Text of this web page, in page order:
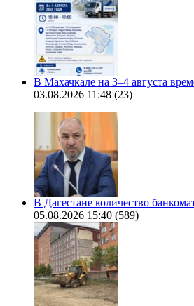
В Махачкале на 3–4 августа
03.08.2026 11:48 (23)
В Дагестане количество
05.08.2026 15:40 (589)